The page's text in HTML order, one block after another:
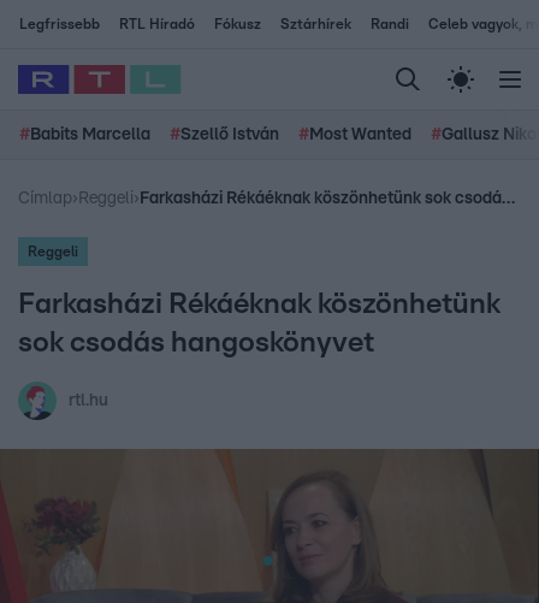
Legfrissebb RTL Híradó Fókusz Sztárhírek Randi Celeb vagyok,
# Babits Marcella #Szellő István # Most Wanted #Gallusz
Címlap› Reggeli› Farkasházi Rékáéknak köszönhetünk sok csodás hangoskönyvet
Reggeli
Farkasházi Rékáéknak köszönhetünk
sok csodás hangoskönyvet
rtl.hu